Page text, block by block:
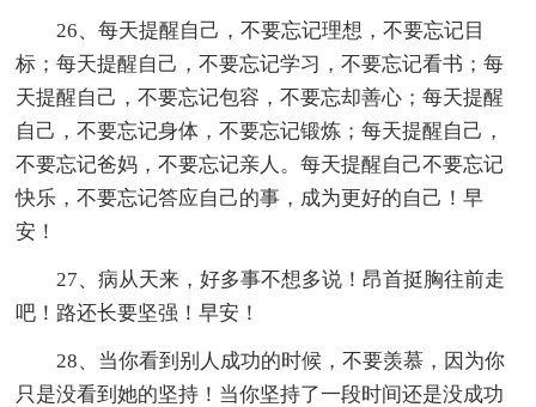
26、每天提醒自己，不要忘记理想，不要忘记目
标；每天提醒自己，不要忘记学习，不要忘记看书；每
天提醒自己，不要忘记包容，不要忘却善心；每天提醒
自己，不要忘记身体，不要忘记锻炼；每天提醒自己，
不要忘记爸妈，不要忘记亲人。每天提醒自己不要忘记
快乐，不要忘记答应自己的事，成为更好的自己！早
安！
27、病从天来，好多事不想多说！昂首挺胸往前走
吧！路还长要坚强！早安！
28、当你看到别人成功的时候，不要羡慕，因为你
只是没看到她的坚持！当你坚持了一段时间还是没成功